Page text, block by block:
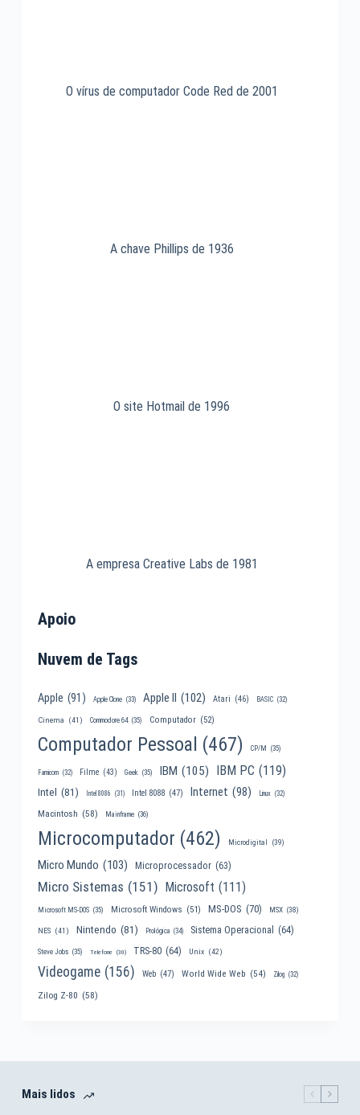
O vírus de computador Code Red de 2001
A chave Phillips de 1936
O site Hotmail de 1996
A empresa Creative Labs de 1981
Apoio
Nuvem de Tags
Apple (91) Apple Clone (33) Apple II (102) Atari (46) BASIC (32)
Cinema (41) Commodore 64 (35) Computador (52)
Computador Pessoal (467) CP/M (35)
Famicom (32) Filme (43) Geek (35) IBM (105) IBM PC (119)
Intel (81) Intel 8086 (31) Intel 8088 (47) Internet (98) Linux (32)
Macintosh (58) Mainframe (36)
Microcomputador (462) Microdigital (39)
Micro Mundo (103) Microprocessador (63)
Micro Sistemas (151) Microsoft (111)
Microsoft MS-DOS (35) Microsoft Windows (51) MS-DOS (70) MSX (38)
NES (41) Nintendo (81) Prológica (34) Sistema Operacional (64)
Steve Jobs (35) Telefone (30) TRS-80 (64) Unix (42)
Videogame (156) Web (47) World Wide Web (54) Zilog (32)
Zilog Z-80 (58)
Mais lidos